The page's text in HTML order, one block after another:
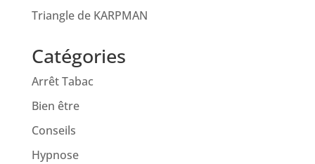
Triangle de KARPMAN
Catégories
Arrêt Tabac
Bien être
Conseils
Hypnose